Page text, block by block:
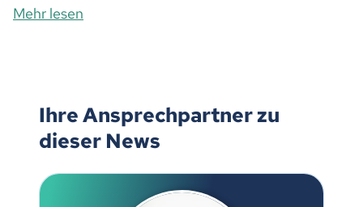
Mehr lesen
Ihre Ansprechpartner zu
dieser News